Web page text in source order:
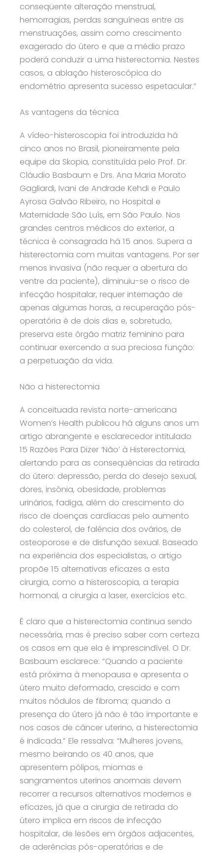
conseqüente alteração menstrual,
hemorragias, perdas sanguíneas entre as
menstruações, assim como crescimento
exagerado do útero e que a médio prazo
poderá conduzir a uma histerectomia. Nestes
casos, a ablação histeroscópica do
endométrio apresenta sucesso espetacular.”
As vantagens da técnica
A vídeo-histeroscopia foi introduzida há
cinco anos no Brasil, pioneiramente pela
equipe da Skopia, constituída pelo Prof. Dr.
Cláudio Basbaum e Drs. Ana Maria Morato
Gagliardi, Ivani de Andrade Kehdi e Paulo
Ayrosa Galvão Ribeiro, no Hospital e
Maternidade São Luís, em São Paulo. Nos
grandes centros médicos do exterior, a
técnica é consagrada há 15 anos. Supera a
histerectomia com muitas vantagens. Por ser
menos invasiva (não requer a abertura do
ventre da paciente), diminuiu-se o risco de
infecção hospitalar, requer internação de
apenas algumas horas, a recuperação pós-
operatória é de dois dias e, sobretudo,
preserva este órgão matriz feminino para
continuar exercendo a sua preciosa função:
a perpetuação da vida.
Não a histerectomia
A conceituada revista norte-americana
Women’s Health publicou há alguns anos um
artigo abrangente e esclarecedor intitulado
15 Razões Para Dizer ‘Não’ à Histerectomia,
alertando para as conseqüências da retirada
do útero: depressão, perda do desejo sexual,
dores, insônia, obesidade, problemas
urinários, fadiga, além do crescimento do
risco de doenças cardíacas pelo aumento
do colesterol, de falência dos ovários, de
osteoporose e de disfunção sexual. Baseado
na experiência dos especialistas, o artigo
propõe 15 alternativas eficazes a esta
cirurgia, como a histeroscopia, a terapia
hormonal, a cirurgia a laser, exercícios etc.
É claro que a histerectomia continua sendo
necessária, mas é preciso saber com certeza
os casos em que ela é imprescindível. O Dr.
Basbaum esclarece: “Quando a paciente
está próxima à menopausa e apresenta o
útero muito deformado, crescido e com
muitos nódulos de fibroma; quando a
presença do útero já não é tão importante e
nos casos de câncer uterino, a histerectomia
é indicada.” Ele ressalva: “Mulheres jovens,
mesmo beirando os 40 anos, que
apresentem pólipos, miomas e
sangramentos uterinos anormais devem
recorrer a recursos alternativos modernos e
eficazes, já que a cirurgia de retirada do
útero implica em riscos de infecção
hospitalar, de lesões em órgãos adjacentes,
de aderências pós-operatórias e de